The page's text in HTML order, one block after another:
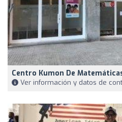
Centro Kumon De
Ver información y datos de